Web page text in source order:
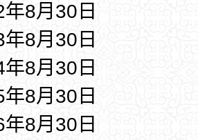
8月30日
8月30日
8月30日
8月30日
8月30日